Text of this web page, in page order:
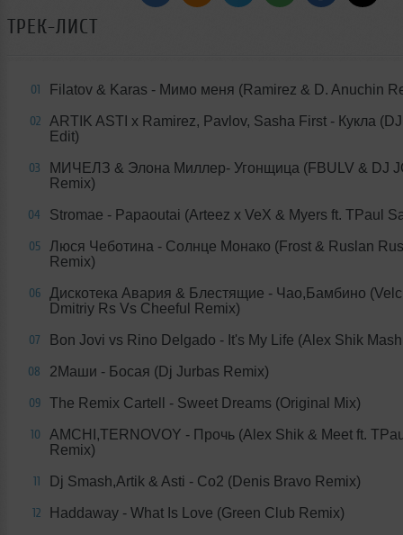
ТРЕК-ЛИСТ
01 Filatov & Karas - Мимо меня (Ramirez & D. Anuchin
02
ARTIK ASTI x Ramirez, Pavlov, Sasha First - Кукла
Edit)
03
МИЧЕЛЗ & Элона Миллер- Угонщица (FBULV & DJ
Remix)
04 Stromae - Papaoutai (Arteez x VeX & Myers ft. TPaul
05
Люся Чеботина - Солнце Монако (Frost & Ruslan
Remix)
06
Дискотека Авария & Блестящие - Чао,Бамбино
Dmitriy Rs Vs Cheeful Remix)
07 Bon Jovi vs Rino Delgado - It's My Life (Alex Shik
08 2Маши - Босая (Dj Jurbas Remix)
09 The Remix Cartell - Sweet Dreams (Original Mix)
10
AMCHI,TERNOVOY - Прочь (Alex Shik & Meet ft.
Remix)
11 Dj Smash,Artik & Asti - Co2 (Denis Bravo Remix)
12 Haddaway - What Is Love (Green Club Remix)